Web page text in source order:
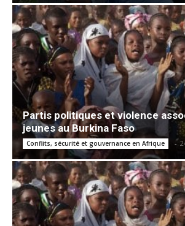
Partis politiques et violence
jeunes au Burkina Faso
Conflits, sécurité et gouvernance en Afrique -